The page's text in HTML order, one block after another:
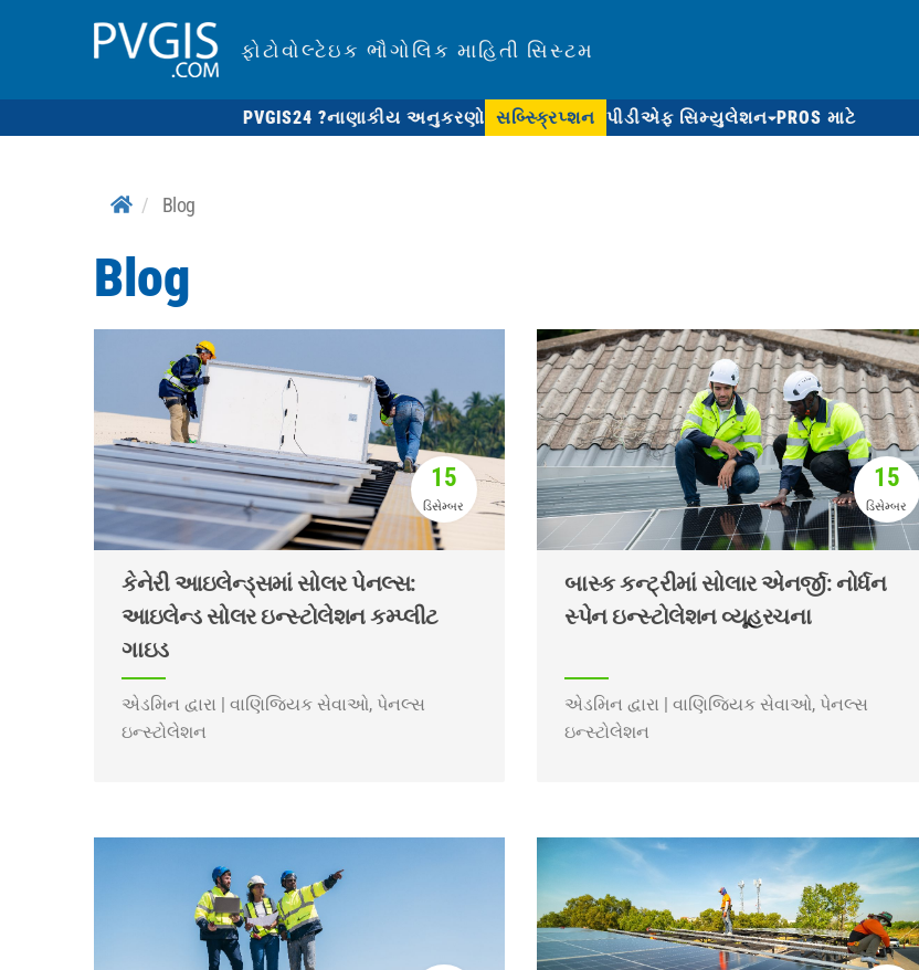
ફોટોવોલ્ટેઇક ભૌગોલિક માહિતી સિસ્ટમ
PVGIS24 ?નાણાકીય અનુકરણો સબ્સ્ક્રિપ્શન પીડીએફ સિમ્યુલેશન PROS માટે
Blog
Blog
15
ડિસેમ્બર
કેનેરી આઇલેન્ડ્સમાં સોલર પેનલ્સ:
આઇલેન્ડ સોલર ઇન્સ્ટોલેશન કમ્પ્લીટ
ગાઇડ
એડમિન દ્વારા | વાણિજ્યિક સેવાઓ, પેનલ્સ
ઇન્સ્ટોલેશન
15
ડિસેમ્બર
બાસ્ક કન્ટ્રીમાં સોલાર એનર્જી: નોર્ધન
સ્પેન ઇન્સ્ટોલેશન વ્યૂહરચના
એડમિન દ્વારા | વાણિજ્યિક સેવાઓ, પેનલ્સ
ઇન્સ્ટોલેશન